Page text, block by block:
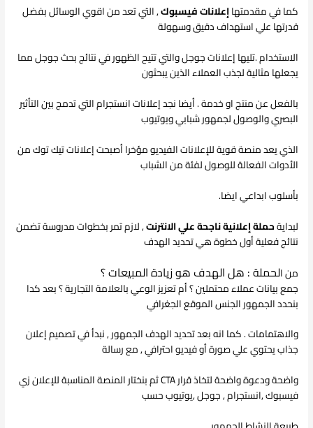
كما في مقدمتهاإعلانات فيسبوك, التي تعد من اقوي الوسائل بفضل
قدرتها علي استهداف دقيق وسهولة
الاستخدام .تليها إعلانات جوجل والتي تتيح الظهور في نتائج بحث جوجل مما
يجعلها مثالية لجذب العملاء الذين يبحثون
بالفعل عن منتج او خدمة . أيضا نجد إعلانات انستجرام التي تدمج بين التأثير
البصري والوصول لجمهور شبابي ويوتيوب
الذي يعد منصة قوية للإعلانات الفيديو مؤخرا أصبحت إعلانات تيك توك من
الأدوات الفعالة للوصول لفئة من الشباب
بأسلوب ابداعي ايضا.
لبدايةحملة إعلانية ناجحة علي الانترنت, لازم تمر بخطوات مدروسة تضمن
نتائج فعلية أول خطوة هي تحديد الهدف
من الحملة : هل الهدف هو زيادة المبيعات ؟
جمع بيانات عملاء محتملين ؟ أم تعزيز الوعي بالعلامة التجارية ؟ بعد كدا
بنحدد الجمهور الجنس الموقع الجغرافي
والاهتمامات . كما انه بعد تحديد الهدف الجمهور , نبدأ في تصميم إعلان
جذاب يحتوي علي صورة أو فيديو احترافي , مع رسالة
واضحة ودعوة واضحة لتخاذ قرار CTA ثم بنختار المنصة المناسبة للإعلان زي
فيسبوك ,انستجرام , جوجل ,يوتيوب حسب